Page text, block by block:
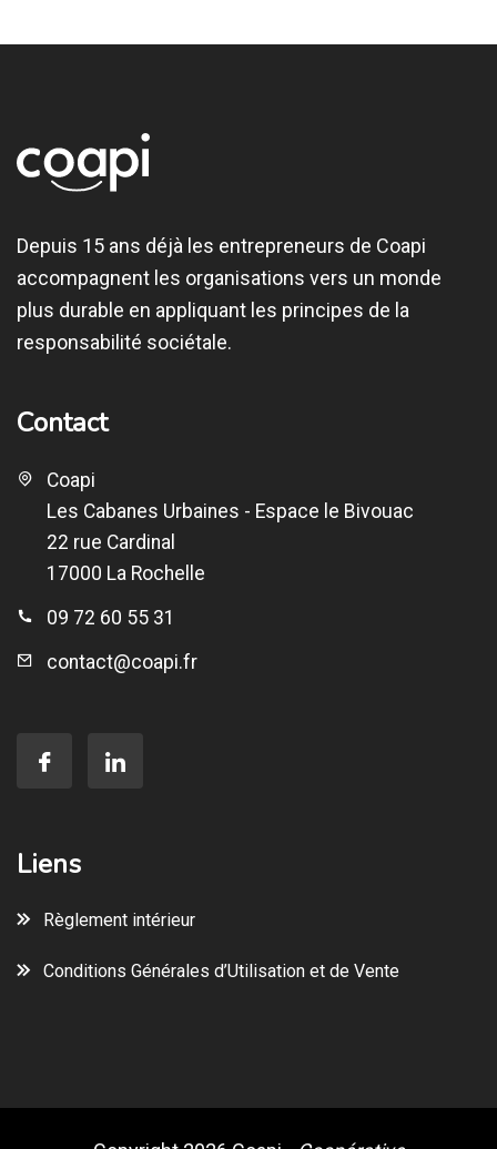
Depuis 15 ans déjà les entrepreneurs de Coapi
accompagnent les organisations vers un monde
plus durable en appliquant les principes de la
responsabilité sociétale.
Contact
Coapi
Les Cabanes Urbaines - Espace le Bivouac
22 rue Cardinal
17000 La Rochelle
09 72 60 55 31
contact@coapi.fr
Liens
Règlement intérieur
Conditions Générales d’Utilisation et de Vente